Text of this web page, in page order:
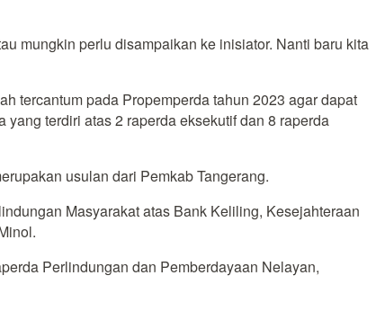
mungkin perlu disampaikan ke inisiator. Nanti baru kita
tercantum pada Propemperda tahun 2023 agar dapat
terdiri atas 2 raperda eksekutif dan 8 raperda
usulan dari Pemkab Tangerang.
Masyarakat atas Bank Keliling, Kesejahteraan
Perlindungan dan Pemberdayaan Nelayan,